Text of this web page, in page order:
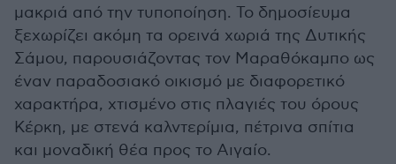
μακριά από την τυποποίηση. Το δημοσίευμα
ξεχωρίζει ακόμη τα ορεινά χωριά της Δυτικής
Σάμου, παρουσιάζοντας τον Μαραθόκαμπο ως
έναν παραδοσιακό οικισμό με διαφορετικό
χαρακτήρα, χτισμένο στις πλαγιές του όρους
Κέρκη, με στενά καλντερίμια, πέτρινα σπίτια
και μοναδική θέα προς το Αιγαίο.